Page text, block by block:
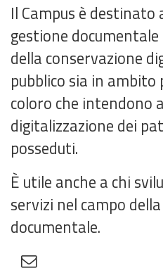
Il Campus è
gestione
della conservazione
pubblico sia in
coloro che intendono
digitalizzazione dei
posseduti.
È utile anche a chi
servizi nel campo
documentale.